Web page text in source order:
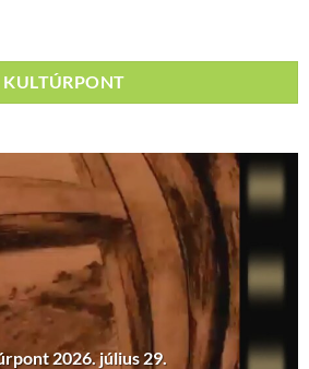
KULTÚRPONT
2026. július 29.